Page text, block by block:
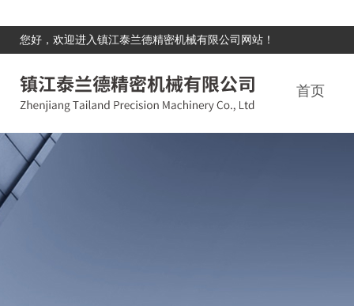
您好，欢迎进入镇江泰兰德精密机械有限公司网站！
首页